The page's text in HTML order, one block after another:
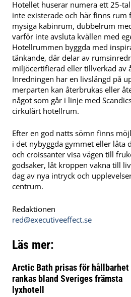
Hotellet huserar numera ett 25-
inte existerade och här finns
mysiga kabinrum, dubbelrum
varför inte avsluta kvällen med
Hotellrummen byggda med
tänkande, där delar av
miljöcertifierad eller tillverkad av
Inredningen har en livslängd på
merparten kan återbrukas eller
något som går i linje med
cirkulärt hotellrum.
Efter en god natts sömn finns
i det nybyggda gymmet eller låta
och croissanter visa vägen till
godsaker, låt kroppen vakna till
dag av nya intryck och
centrum.
Redaktionen
red@executiveeffect.se
Läs mer:
Arctic Bath prisas för hållbarhet
rankas bland Sveriges främsta
lyxhotell